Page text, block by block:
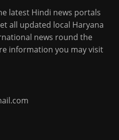
latest Hindi news portals
all updated local Haryana
news round the
information you may visit